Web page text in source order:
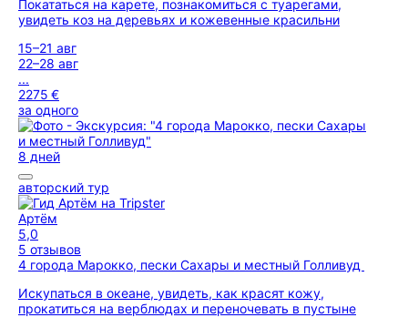
Покататься на карете, познакомиться с туарегами,
увидеть коз на деревьях и кожевенные красильни
15–21 авг
22–28 авг
...
2275 €
за одного
8 дней
авторский тур
Артём
5,0
5 отзывов
4 города Марокко, пески Сахары и местный Голливуд
Искупаться в океане, увидеть, как красят кожу,
прокатиться на верблюдах и переночевать в пустыне